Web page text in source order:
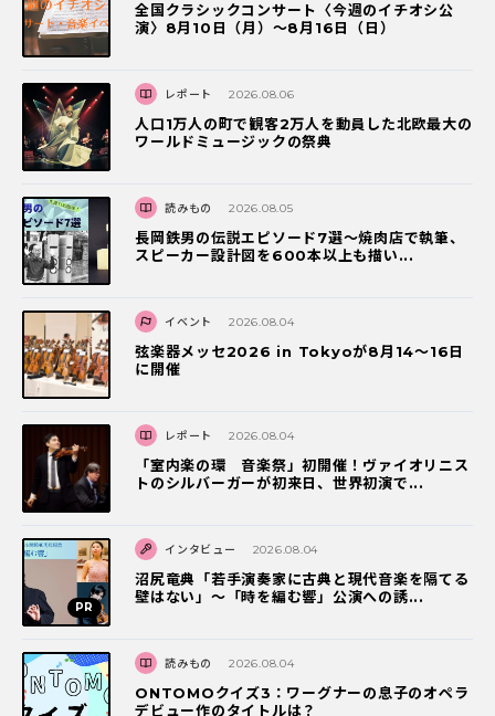
全国クラシックコンサート〈今週のイチオシ公
演〉8月10日（月）～8月16日（日）
レポート 2026.08.06
人口1万人の町で観客2万人を動員した北欧最大の
ワールドミュージックの祭典
読みもの 2026.08.05
長岡鉄男の伝説エピソード7選〜焼肉店で執筆、
スピーカー設計図を600本以上も描い...
イベント 2026.08.04
弦楽器メッセ2026 in Tokyoが8月14～16日
に開催
レポート 2026.08.04
「室内楽の環 音楽祭」初開催！ヴァイオリニス
トのシルバーガーが初来日、世界初演で...
インタビュー 2026.08.04
沼尻竜典「若手演奏家に古典と現代音楽を隔てる
壁はない」～「時を編む響」公演への誘...
読みもの 2026.08.04
ONTOMOクイズ3：ワーグナーの息子のオペラ
デビュー作のタイトルは？